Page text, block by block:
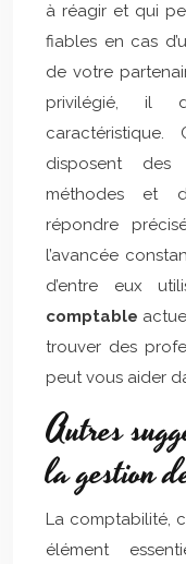
à réagir et qui
fiables en cas
de votre
privilégié, il
caractéristique.
disposent
méthodes et
répondre
l’avancée
d’entre eux
comptable
trouver des
peut vous aider
Autres
la gestion
La comptabilité,
élément